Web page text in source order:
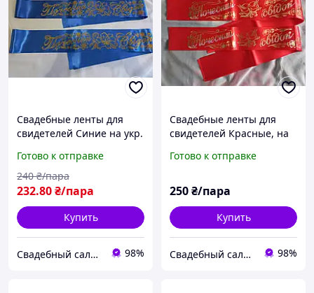
Свадебные ленты для
свидетелей Синие на укр.
Готово к отправке
232.80₴/пара
240 ₴/пара
Купить
Свадебный салон "ПРИНЦЕССА" 98%
Свадебные ленты для
свидетелей Красные, на
Готово к отправке
250₴/пара
Купить
Свадебный салон "ПРИНЦЕССА" 98%